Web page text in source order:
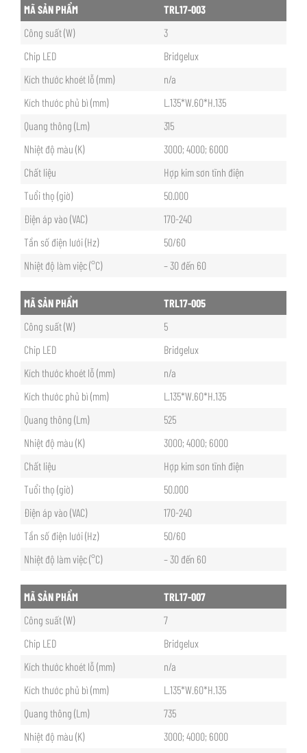
MÃ SẢN PHẨM
TRL17-003
Công suất (W)
3
Chip LED
Bridgelux
Kích thước khoét lỗ (mm)
n/a
Kích thước phủ bì (mm)
L.135*W.60*H.135
Quang thông (Lm)
315
Nhiệt độ màu (K)
3000; 4000; 6000
Chất liệu
Hợp kim sơn tĩnh điện
Tuổi thọ (giờ)
50.000
Điện áp vào (VAC)
170-240
Tần số điện lưới (Hz)
50/60
Nhiệt độ làm việc (°C)
– 30 đến 60
MÃ SẢN PHẨM
TRL17-005
Công suất (W)
5
Chip LED
Bridgelux
Kích thước khoét lỗ (mm)
n/a
Kích thước phủ bì (mm)
L.135*W.60*H.135
Quang thông (Lm)
525
Nhiệt độ màu (K)
3000; 4000; 6000
Chất liệu
Hợp kim sơn tĩnh điện
Tuổi thọ (giờ)
50.000
Điện áp vào (VAC)
170-240
Tần số điện lưới (Hz)
50/60
Nhiệt độ làm việc (°C)
– 30 đến 60
MÃ SẢN PHẨM
TRL17-007
Công suất (W)
7
Chip LED
Bridgelux
Kích thước khoét lỗ (mm)
n/a
Kích thước phủ bì (mm)
L.135*W.60*H.135
Quang thông (Lm)
735
Nhiệt độ màu (K)
3000; 4000; 6000